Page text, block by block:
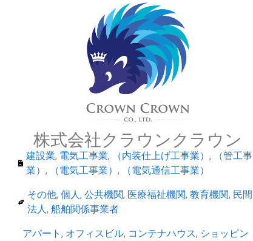
株式会社クラウンクラウン
建設業, 電気工事業, （内装仕上げ工事業） ,
（管工事
業） , （電気工事業） , （電気通信工事業）
その他,個人,公共機関, 医療福祉機関,教育機関, 民間
法人,船舶関係事業者
アパート, オフィスビル, コンテナハウス, ショッピン